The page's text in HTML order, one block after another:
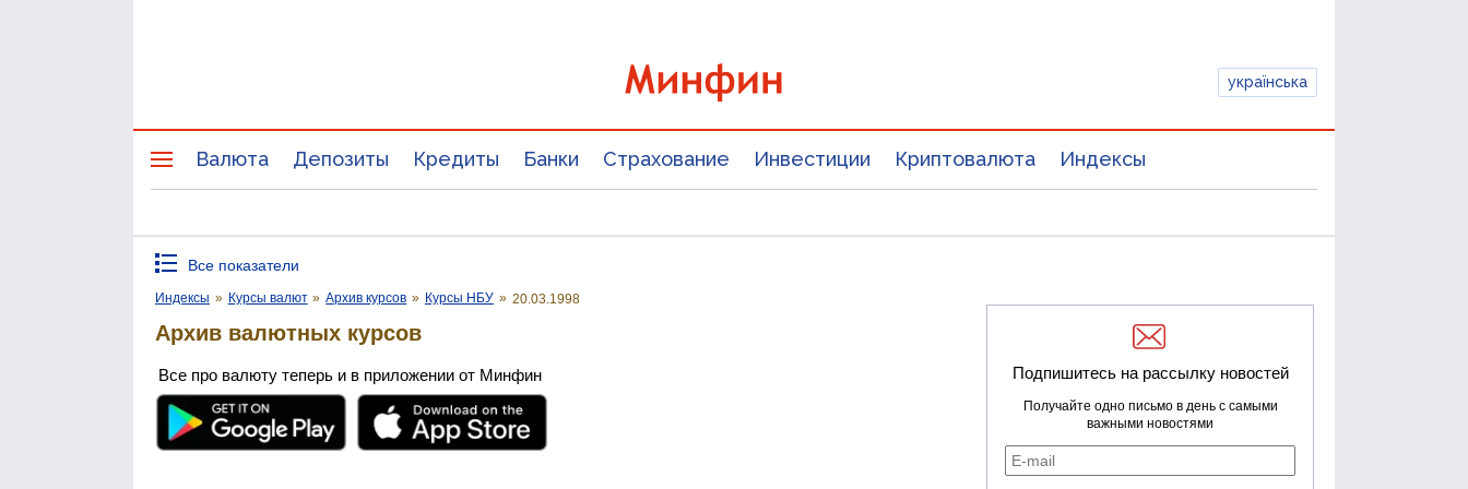
українська
Валюта Депозиты Кредиты Банки Страхование Инвестиции Криптовалюта Индексы
Все показатели
Индексы » Курсы валют » Архив курсов » Курсы НБУ » 20.03.1998
Архив валютных курсов
Все про валюту теперь и в приложении от Минфин Подпишитесь на рассылку новостей
Получайте одно письмо в день с самыми
важными новостями